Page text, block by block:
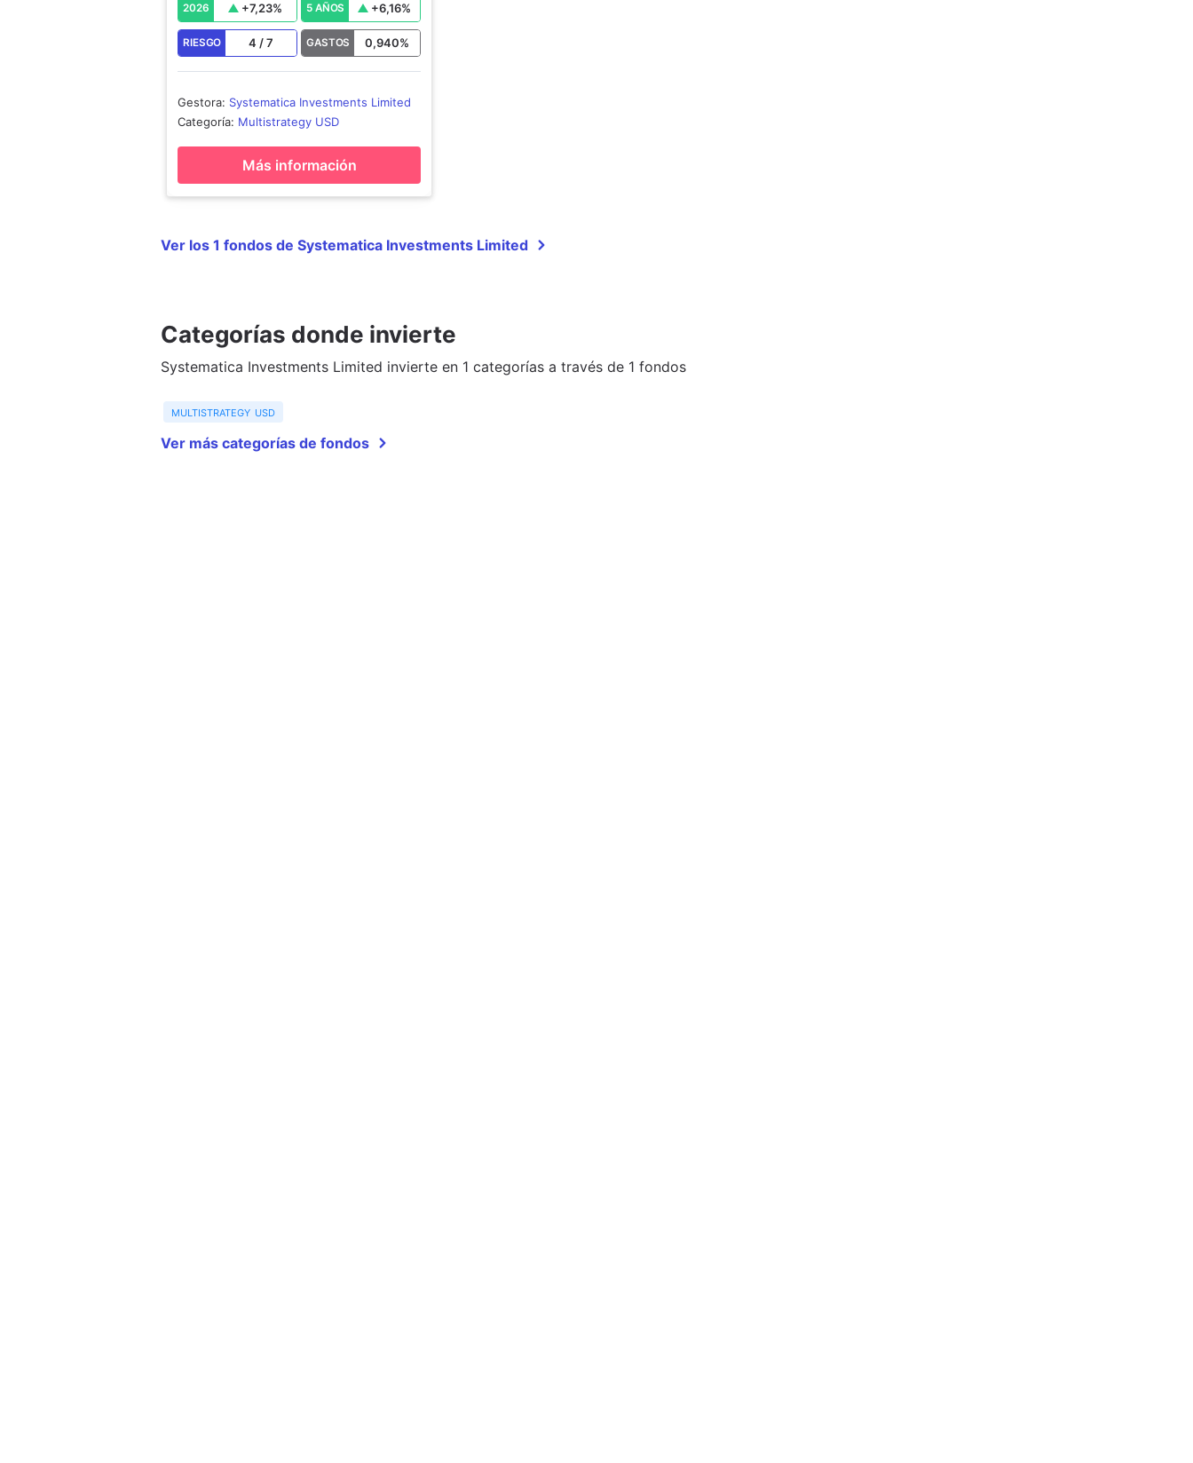
2026 +7,23% 5 AÑOS +6,16%
RIESGO 4 /7 GASTOS 0,940%
Gestora: Systematica Investments Limited
Categoría: Multistrategy USD
Más información
Ver los 1 fondos de Systematica Investments Limited
Categorías donde invierte
Systematica Investments Limited invierte en 1 categorías a través de 1 fondos
multistrategy usd
Ver más categorías de fondos